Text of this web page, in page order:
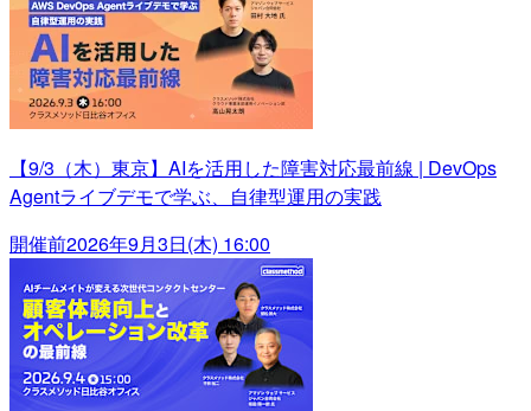
【9/3（木）東京】AIを活用した障害対応最前線 | DevOps
Agentライブデモで学ぶ、自律型運用の実践
開催前2026年9月3日(木) 16:00